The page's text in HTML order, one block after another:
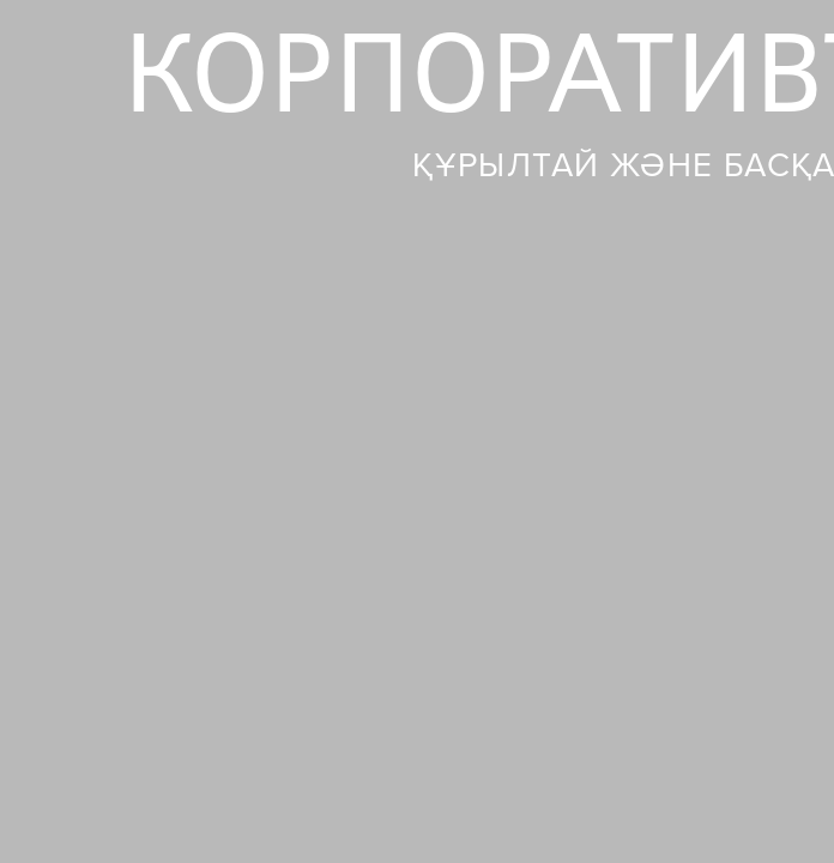
ҚҰРЫЛТАЙ ЖӘНЕ